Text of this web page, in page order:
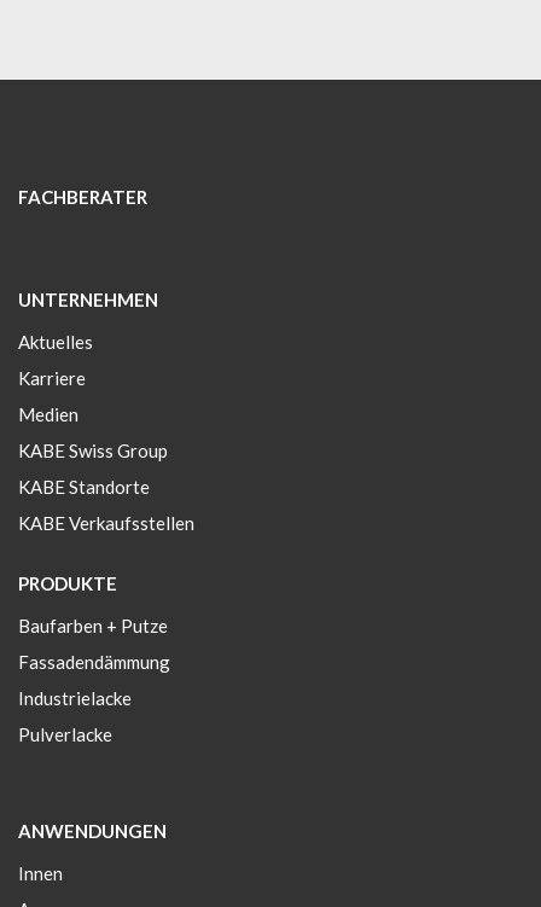
FACHBERATER
UNTERNEHMEN
Aktuelles
Karriere
Medien
KABE Swiss Group
KABE Standorte
KABE Verkaufsstellen
PRODUKTE
Baufarben + Putze
Fassadendämmung
Industrielacke
Pulverlacke
ANWENDUNGEN
Innen